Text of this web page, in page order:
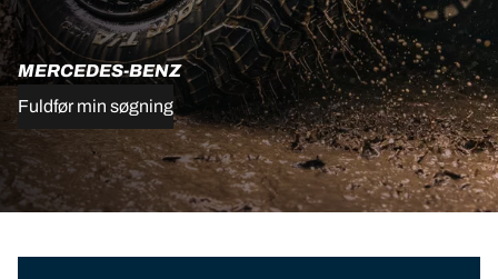
MERCEDES-BENZ
Fuldfør min søgning